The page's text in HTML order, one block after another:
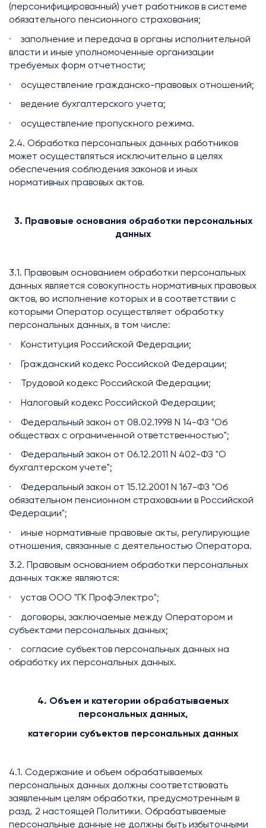
(персонифицированный) учет работников в системе
обязательного пенсионного страхования;
· заполнение и передача в органы исполнительной
власти и иные уполномоченные организации
требуемых форм отчетности;
· осуществление гражданско-правовых отношений;
· ведение бухгалтерского учета;
· осуществление пропускного режима.
2.4. Обработка персональных данных работников
может осуществляться исключительно в целях
обеспечения соблюдения законов и иных
нормативных правовых актов.
3. Правовые основания обработки персональных
данных
3.1. Правовым основанием обработки персональных
данных является совокупность нормативных правовых
актов, во исполнение которых и в соответствии с
которыми Оператор осуществляет обработку
персональных данных, в том числе:
· Конституция Российской Федерации;
· Гражданский кодекс Российской Федерации;
· Трудовой кодекс Российской Федерации;
· Налоговый кодекс Российской Федерации;
· Федеральный закон от 08.02.1998 N 14-ФЗ "Об
обществах с ограниченной ответственностью";
· Федеральный закон от 06.12.2011 N 402-ФЗ "О
бухгалтерском учете";
· Федеральный закон от 15.12.2001 N 167-ФЗ "Об
обязательном пенсионном страховании в Российской
Федерации";
· иные нормативные правовые акты, регулирующие
отношения, связанные с деятельностью Оператора.
3.2. Правовым основанием обработки персональных
данных также являются:
· устав ООО "ГК ПрофЭлектро";
· договоры, заключаемые между Оператором и
субъектами персональных данных;
· согласие субъектов персональных данных на
обработку их персональных данных.
4. Объем и категории обрабатываемых
персональных данных,
категории субъектов персональных данных
4.1. Содержание и объем обрабатываемых
персональных данных должны соответствовать
заявленным целям обработки, предусмотренным в
разд. 2 настоящей Политики. Обрабатываемые
персональные данные не должны быть избыточными